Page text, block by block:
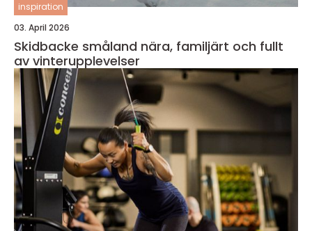
inspiration
03. April 2026
Skidbacke småland nära, familjärt och fullt
av vinterupplevelser